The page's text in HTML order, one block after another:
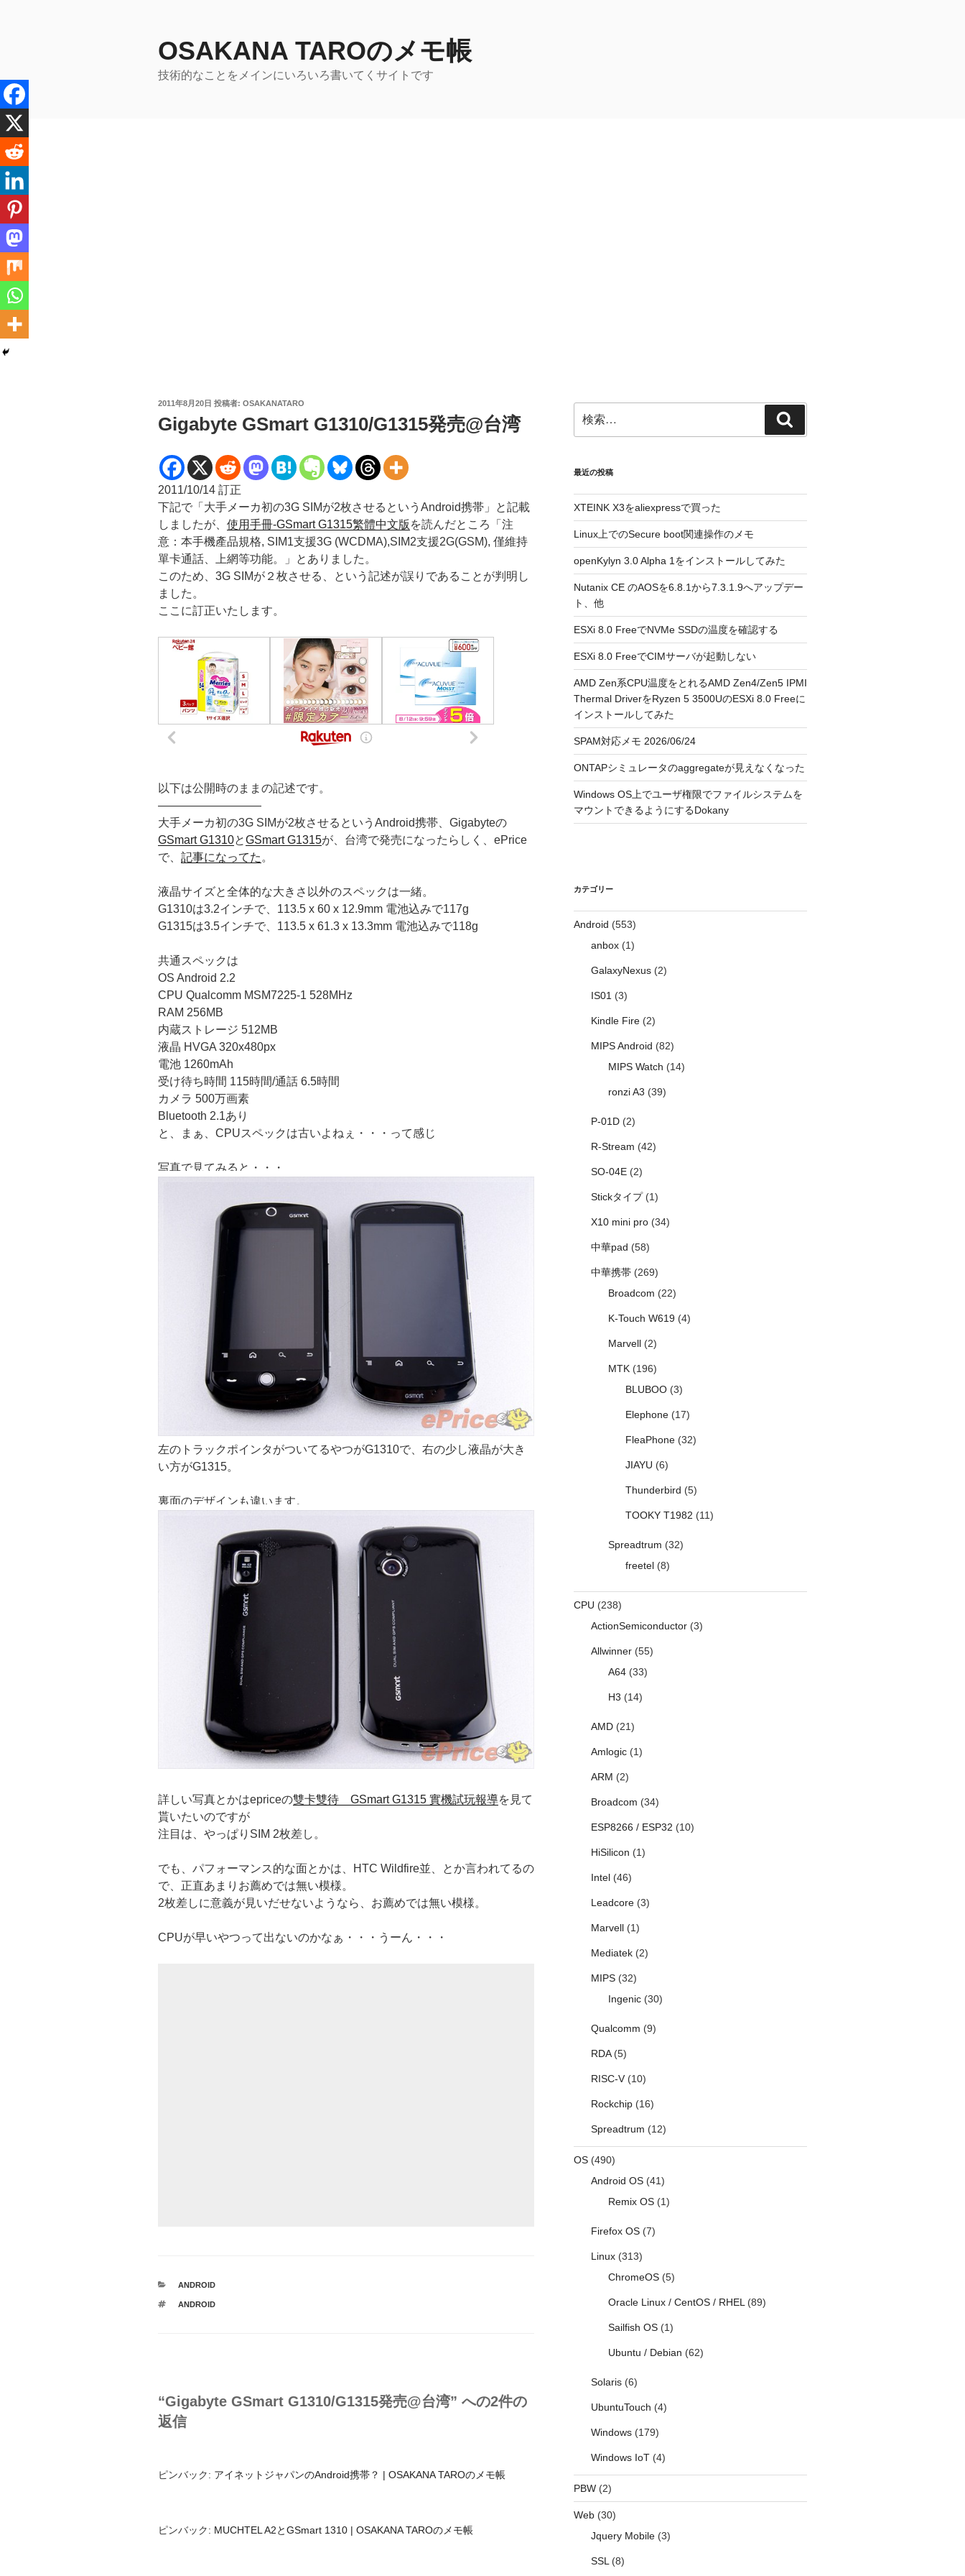
へ
ス
キ
プ
OSAKANA TAROのメモ帳
技術的なことをメインにいろいろ書いてくサイトです
投
日:
2011年8月20日 投稿者: OSAKANATARO
Gigabyte GSmart G1310/G1315発売@台湾
2011/10/14 訂正
下記で「大手メーカ初の3G SIMが2枚させるというAndroid携帯」と記載
しましたが、 使用手冊-GSmart G1315繁體中文版 を読んだところ「注
意：本手機產品規格, SIM1支援3G (WCDMA),SIM2支援2G(GSM), 僅維持
單卡通話、上網等功能。」とありました。
このため、3G SIMが２枚させる、という記述が誤りであることが判明し
ました。
ここに訂正いたします。
以下は公開時のままの記述です。
—————————
大手メーカ初の3G SIMが2枚させるというAndroid携帯、Gigabyteの
GSmart G1310とGSmart G1315が、台湾で発売になったらしく、ePrice
で、 記事になってた 。
液晶サイズと全体的な大きさ以外のスペックは一緒。
G1310は3.2インチで、113.5 x 60 x 12.9mm 電池込みで117g
G1315は3.5インチで、113.5 x 61.3 x 13.3mm 電池込みで118g
共通スペックは
OS Android 2.2
CPU Qualcomm MSM7225-1 528MHz
RAM 256MB
内蔵ストレージ 512MB
液晶 HVGA 320x480px
電池 1260mAh
受け待ち時間 115時間/通話 6.5時間
カメラ 500万画素
Bluetooth 2.1あり
と、まぁ、CPUスペックは古いよねぇ・・・って感じ
写真で見てみると・・・
左のトラックポインタがついてるやつがG1310で、右の少し液晶が大き
い方がG1315。
裏面のデザインも違います。
詳しい写真とかはepriceの雙卡雙待 GSmart G1315 實機試玩報導を見て
貰いたいのですが
注目は、やっぱりSIM 2枚差し。
でも、パフォーマンス的な面とかは、HTC Wildfire並、とか言われてるの
で、正直あまりお薦めでは無い模様。
2枚差しに意義が見いだせないようなら、お薦めでは無い模様。
CPUが早いやつって出ないのかなぁ・・・うーん・・・
カ
ゴ
ANDROID
タ
ANDROID
“Gigabyte GSmart G1310/G1315発売@台湾” への2件の
返信
ピンバック: アイネットジャパンのAndroid携帯？ | OSAKANA TAROのメモ帳
ピンバック: MUCHTEL A2とGSmart 1310 | OSAKANA TAROのメモ帳
索:
索
最近の投稿
XTEINK X3をaliexpressで買った
Linux上でのSecure boot関連操作のメモ
openKylyn 3.0 Alpha 1をインストールしてみた
Nutanix CE のAOSを6.8.1から7.3.1.9へアップデー
ト、他
ESXi 8.0 FreeでNVMe SSDの温度を確認する
ESXi 8.0 FreeでCIMサーバが起動しない
AMD Zen系CPU温度をとれるAMD Zen4/Zen5 IPMI
Thermal DriverをRyzen 5 3500UのESXi 8.0 Freeに
インストールしてみた
SPAM対応メモ 2026/06/24
ONTAPシミュレータのaggregateが見えなくなった
Windows OS上でユーザ権限でファイルシステムを
マウントできるようにするDokany
カテゴリー
Android (553)
anbox(1)
GalaxyNexus(2)
IS01(3)
Kindle Fire(2)
MIPS Android (82)
MIPS Watch (14)
ronzi A3 (39)
P-01D(2)
R-Stream (42)
SO-04E(2)
Stickタイプ(1)
X10 mini pro(34)
中華pad (58)
中華携帯(269)
Broadcom (22)
K-Touch W619(4)
Marvell(2)
MTK(196)
BLUBOO(3)
Elephone(17)
FleaPhone(32)
JIAYU (6)
Thunderbird (5)
TOOKY T1982 (11)
Spreadtrum (32)
freetel(8)
CPU (238)
ActionSemiconductor(3)
Allwinner(55)
A64(33)
H3 (14)
AMD(21)
Amlogic(1)
ARM (2)
Broadcom (34)
ESP8266 / ESP32 (10)
HiSilicon (1)
Intel(46)
Leadcore(3)
Marvell(1)
Mediatek(2)
MIPS(32)
Ingenic(30)
Qualcomm (9)
RDA(5)
RISC-V(10)
Rockchip(16)
Spreadtrum (12)
OS(490)
Android OS(41)
Remix OS(1)
Firefox OS(7)
Linux(313)
ChromeOS(5)
Oracle Linux / CentOS / RHEL(89)
Sailfish OS(1)
Ubuntu / Debian (62)
Solaris(6)
UbuntuTouch (4)
Windows(179)
Windows IoT(4)
PBW(2)
Web(30)
Jquery Mobile(3)
SSL(8)